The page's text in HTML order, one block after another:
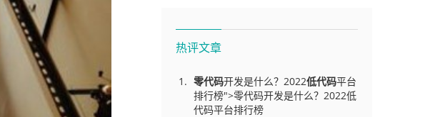
热评文章
零代码开发是什么？2022低代码平台
排行榜">零代码开发是什么？2022低
代码平台排行榜